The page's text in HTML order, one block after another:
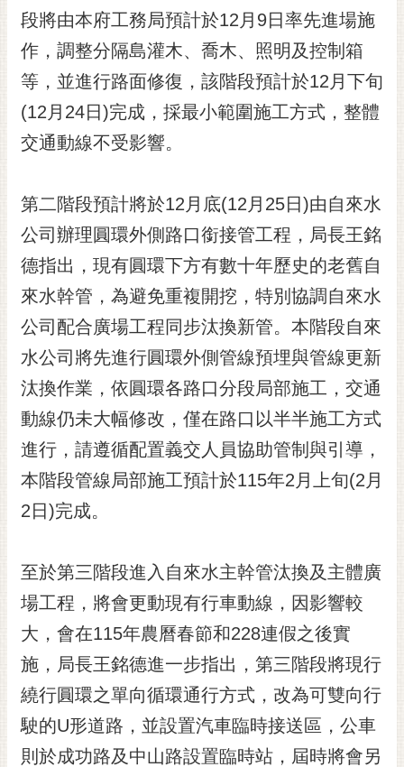
English
日
本
隱
及
安
全
政
策
網
資
料
放
宣
告
市
通
置
段將由本府工務局預計於12月9日率先進場施
作，調整分隔島灌木、喬木、照明及控制箱
等，並進行路面修復，該階段預計於12月下旬
(12月24日)完成，採最小範圍施工方式，整體
交通動線不受影響。
第二階段預計將於12月底(12月25日)由自來水
公司辦理圓環外側路口銜接管工程，局長王銘
德指出，現有圓環下方有數十年歷史的老舊自
來水幹管，為避免重複開挖，特別協調自來水
公司配合廣場工程同步汰換新管。本階段自來
水公司將先進行圓環外側管線預埋與管線更新
汰換作業，依圓環各路口分段局部施工，交通
動線仍未大幅修改，僅在路口以半半施工方式
進行，請遵循配置義交人員協助管制與引導，
本階段管線局部施工預計於115年2月上旬(2月
2日)完成。
至於第三階段進入自來水主幹管汰換及主體廣
場工程，將會更動現有行車動線，因影響較
大，會在115年農曆春節和228連假之後實
施，局長王銘德進一步指出，第三階段將現行
繞行圓環之單向循環通行方式，改為可雙向行
駛的U形道路，並設置汽車臨時接送區，公車
則於成功路及中山路設置臨時站，屆時將會另